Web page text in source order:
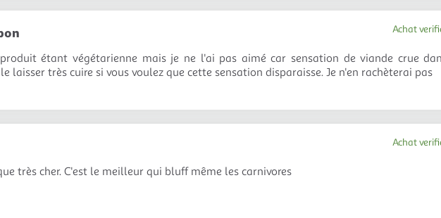
étant végétarienne mais je ne l'ai pas aimé car sensation de viande crue
laisser très cuire si vous voulez que cette sensation disparaisse. Je n'en rachèterai pas
Achat
très cher. C'est le meilleur qui bluff même les carnivores
Achat